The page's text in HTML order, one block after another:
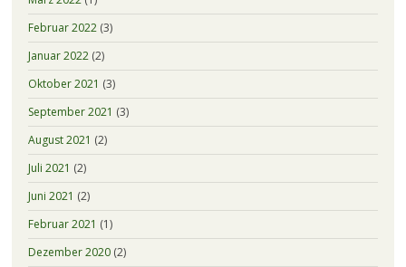
Februar 2022(3)
Januar 2022(2)
Oktober 2021 (3)
September 2021 (3)
August 2021 (2)
Juli 2021 (2)
Juni 2021 (2)
Februar 2021 (1)
Dezember 2020(2)